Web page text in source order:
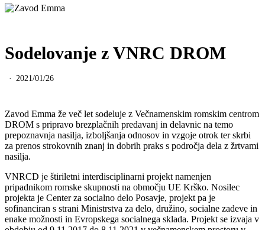
Sodelovanje z VNRC DROM
2021/01/26
Zavod Emma že več let sodeluje z Večnamenskim romskim centrom
DROM s pripravo brezplačnih predavanj in delavnic na temo
prepoznavnja nasilja, izboljšanja odnosov in vzgoje otrok ter skrbi
za prenos strokovnih znanj in dobrih praks s področja dela z žrtvami
nasilja.
VNRCD je štiriletni interdisciplinarni projekt namenjen
pripadnikom romske skupnosti na območju UE Krško. Nosilec
projekta je Center za socialno delo Posavje, projekt pa je
sofinanciran s strani Ministrstva za delo, družino, socialne zadeve in
enake možnosti in Evropskega socialnega sklada. Projekt se izvaja v